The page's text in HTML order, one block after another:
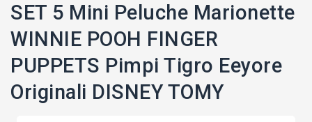
SET 5 Mini Peluche Marionette
WINNIE POOH FINGER
PUPPETS Pimpi Tigro Eeyore
Originali DISNEY TOMY